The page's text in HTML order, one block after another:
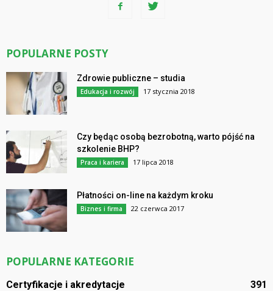
POPULARNE POSTY
Zdrowie publiczne – studia
Edukacja i rozwój 17 stycznia 2018
Czy będąc osobą bezrobotną, warto pójść na
szkolenie BHP?
Praca i kariera 17 lipca 2018
Płatności on-line na każdym kroku
Biznes i firma 22 czerwca 2017
POPULARNE KATEGORIE
Certyfikacje i akredytacje 391